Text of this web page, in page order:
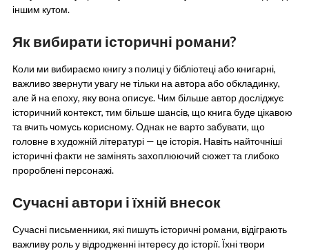
іншим кутом.
Як вибирати історичні романи?
Коли ми вибираємо книгу з полиці у бібліотеці або книгарні,
важливо звернути увагу не тільки на автора або обкладинку,
але й на епоху, яку вона описує. Чим більше автор досліджує
історичний контекст, тим більше шансів, що книга буде цікавою
та вчить чомусь корисному. Однак не варто забувати, що
головне в художній літературі — це історія. Навіть найточніші
історичні факти не замінять захоплюючий сюжет та глибоко
пророблені персонажі.
Сучасні автори і їхній внесок
Сучасні письменники, які пишуть історичні романи, відіграють
важливу роль у відродженні інтересу до історії. Їхні твори